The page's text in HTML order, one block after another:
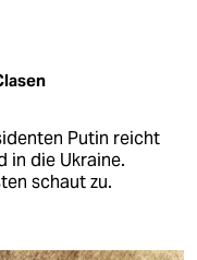
Putin reicht
in die Ukraine.
schaut zu.